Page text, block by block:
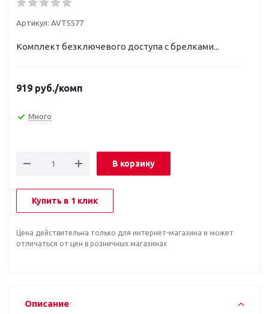
Артикул: AVT5577
Комплект безключевого доступа с брелками...
919 руб./комп
Много
В корзину
Купить в 1 клик
Цена действительна только для интернет-магазина и может
отличаться от цен в розничных магазинах
Описание